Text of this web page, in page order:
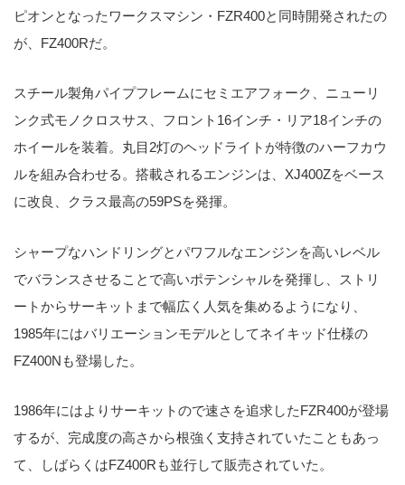
ピオンとなったワークスマシン・FZR400と同時開発されたの
が、FZ400Rだ。
スチール製角パイプフレームにセミエアフォーク、ニューリ
ンク式モノクロスサス、フロント16インチ・リア18インチの
ホイールを装着。丸目2灯のヘッドライトが特徴のハーフカウ
ルを組み合わせる。搭載されるエンジンは、XJ400Zをベース
に改良、クラス最高の59PSを発揮。
シャープなハンドリングとパワフルなエンジンを高いレベル
でバランスさせることで高いポテンシャルを発揮し、ストリ
ートからサーキットまで幅広く人気を集めるようになり、
1985年にはバリエーションモデルとしてネイキッド仕様の
FZ400Nも登場した。
1986年にはよりサーキットので速さを追求したFZR400が登場
するが、完成度の高さから根強く支持されていたこともあっ
て、しばらくはFZ400Rも並行して販売されていた。